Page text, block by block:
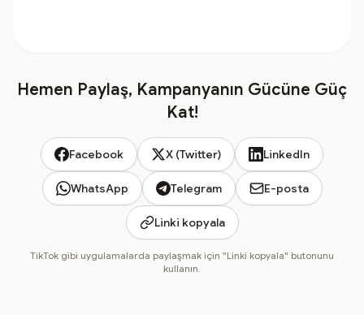
Hemen Paylaş, Kampanyanın Gücüne Güç
Kat!
Facebook X (Twitter) LinkedIn
WhatsApp Telegram E-posta
Linki kopyala
TikTok gibi uygulamalarda paylaşmak için "Linki kopyala" butonunu
kullanın.